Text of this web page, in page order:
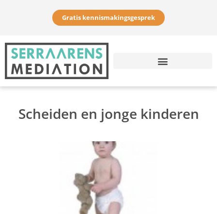
Gratis kennismakingsgesprek
Scheiden en jonge kinderen